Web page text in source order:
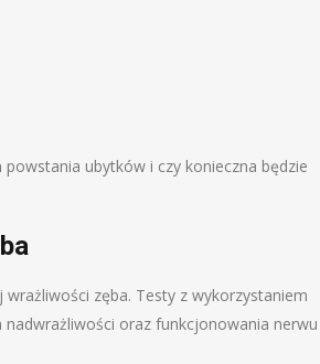
ubytków i czy konieczna będzie
zęba. Testy z wykorzystaniem
oraz funkcjonowania nerwu